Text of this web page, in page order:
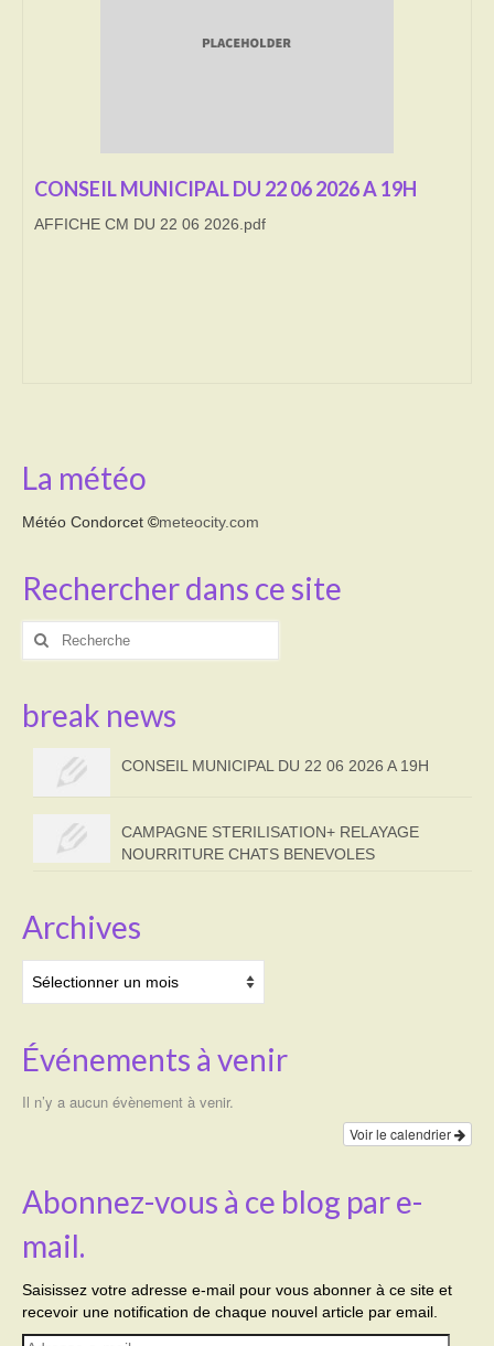
Correspondants de presse
LE BRULAGE DES VEGETAUX
CONSEIL MUNICIPAL DU 22 06 2026 A 19H
AFFICHE CM DU 22 06 2026.pdf
La météo
Météo Condorcet ©meteocity.com
Rechercher dans ce site
Rechercher
break news
CONSEIL MUNICIPAL DU 22 06 2026 A 19H
CAMPAGNE STERILISATION+ RELAYAGE
NOURRITURE CHATS BENEVOLES
Archives
Événements à venir
Il n’y a aucun évènement à venir.
Voir le calendrier
Abonnez-vous à ce blog par e-
mail.
Saisissez votre adresse e-mail pour vous abonner à ce site et
recevoir une notification de chaque nouvel article par email.